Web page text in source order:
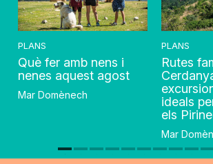
PLANS
Què fer amb nens i
nenes aquest agost
Mar Domènech
PLANS
Rutes
ideals
els
Mar